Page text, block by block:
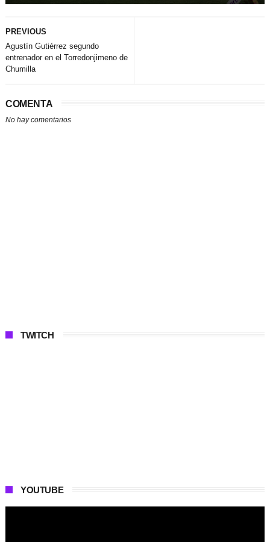
PREVIOUS
Agustín Gutiérrez segundo
entrenador en el Torredonjimeno de
Chumilla
COMENTA
No hay comentarios
TWITCH
YOUTUBE